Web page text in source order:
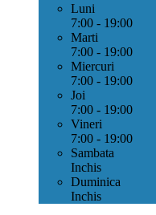
Luni
7:00 - 19:00
Marti
7:00 - 19:00
Miercuri
7:00 - 19:00
Joi
7:00 - 19:00
Vineri
7:00 - 19:00
Sambata
Inchis
Duminica
Inchis